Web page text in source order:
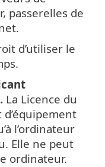
passerelles de
d’utiliser le
La Licence du
l’ordinateur
Elle ne peut
ordinateur.